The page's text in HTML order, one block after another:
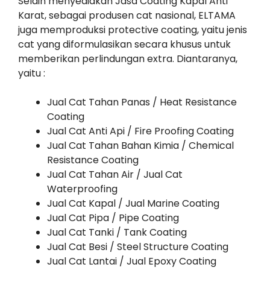
Karat, sebagai produsen cat nasional, ELTAMA
juga memproduksi protective coating, yaitu jenis
cat yang diformulasikan secara khusus untuk
memberikan perlindungan extra. Diantaranya,
yaitu :
Jual Cat Tahan Panas / Heat Resistance
Coating
Jual Cat Anti Api / Fire Proofing Coating
Jual Cat Tahan Bahan Kimia / Chemical
Resistance Coating
Jual Cat Tahan Air / Jual Cat
Waterproofing
Jual Cat Kapal / Jual Marine Coating
Jual Cat Pipa / Pipe Coating
Jual Cat Tanki / Tank Coating
Jual Cat Besi / Steel Structure Coating
Jual Cat Lantai / Jual Epoxy Coating